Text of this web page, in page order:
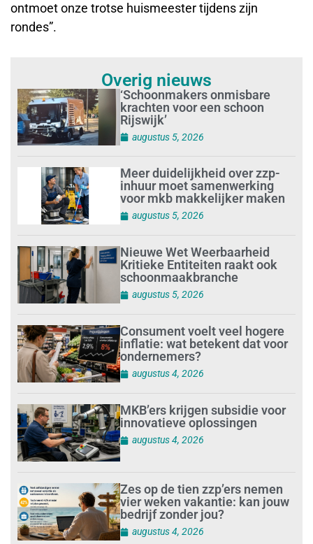
ontmoet onze trotse huismeester tijdens zijn
rondes”.
Overig nieuws
‘Schoonmakers onmisbare
krachten voor een schoon
Rijswijk’
augustus 5, 2026
Meer duidelijkheid over zzp-
inhuur moet samenwerking
voor mkb makkelijker maken
augustus 5, 2026
Nieuwe Wet Weerbaarheid
Kritieke Entiteiten raakt ook
schoonmaakbranche
augustus 5, 2026
Consument voelt veel hogere
inflatie: wat betekent dat voor
ondernemers?
augustus 4, 2026
MKB’ers krijgen subsidie voor
innovatieve oplossingen
augustus 4, 2026
Zes op de tien zzp’ers nemen
vier weken vakantie: kan jouw
bedrijf zonder jou?
augustus 4, 2026